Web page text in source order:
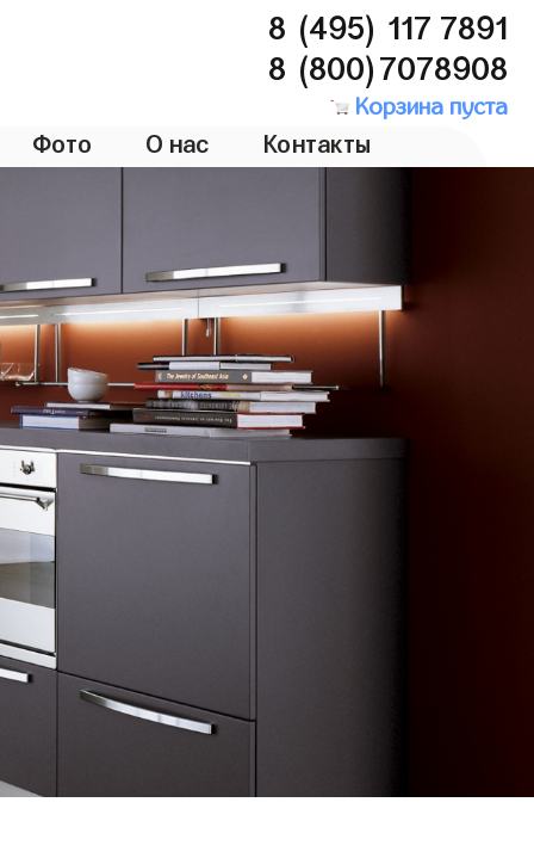
8 (495) 117 7891
8 (800)7078908
Корзина пуста
Фото
О нас Контакты